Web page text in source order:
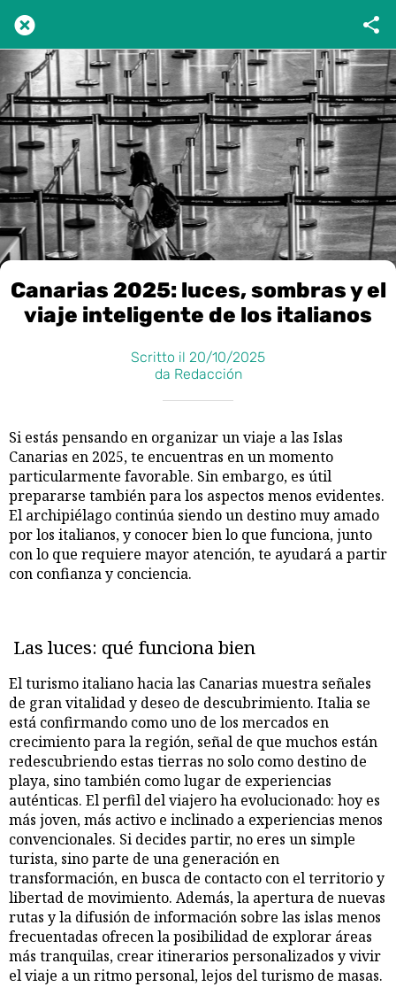
Canarias 2025: luces, sombras y el
viaje inteligente de los italianos
Scritto il 20/10/2025
da Redacción
Si estás pensando en organizar un viaje a las Islas
Canarias en 2025, te encuentras en un momento
particularmente favorable. Sin embargo, es útil
prepararse también para los aspectos menos evidentes.
El archipiélago continúa siendo un destino muy amado
por los italianos, y conocer bien lo que funciona, junto
con lo que requiere mayor atención, te ayudará a partir
con confianza y conciencia.
Las luces: qué funciona bien
El turismo italiano hacia las Canarias muestra señales
de gran vitalidad y deseo de descubrimiento. Italia se
está confirmando como uno de los mercados en
crecimiento para la región, señal de que muchos están
redescubriendo estas tierras no solo como destino de
playa, sino también como lugar de experiencias
auténticas. El perfil del viajero ha evolucionado: hoy es
más joven, más activo e inclinado a experiencias menos
convencionales. Si decides partir, no eres un simple
turista, sino parte de una generación en
transformación, en busca de contacto con el territorio y
libertad de movimiento. Además, la apertura de nuevas
rutas y la difusión de información sobre las islas menos
frecuentadas ofrecen la posibilidad de explorar áreas
más tranquilas, crear itinerarios personalizados y vivir
el viaje a un ritmo personal, lejos del turismo de masas.